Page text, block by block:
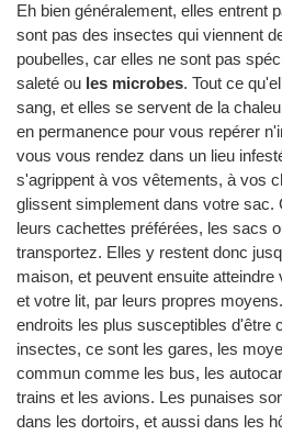
Eh bien généralement, elles entrent
sont pas des insectes qui viennent
poubelles, car elles ne sont pas
saleté ou les microbes. Tout ce
sang, et elles se servent de la
en permanence pour vous repérer
vous vous rendez dans un lieu
s'agrippent à vos vêtements, à vos
glissent simplement dans votre sac.
leurs cachettes préférées, les sacs
transportez. Elles y restent donc
maison, et peuvent ensuite
et votre lit, par leurs propres
endroits les plus susceptibles d'être
insectes, ce sont les gares, les
commun comme les bus, les
trains et les avions. Les punaises
dans les dortoirs, et aussi dans les